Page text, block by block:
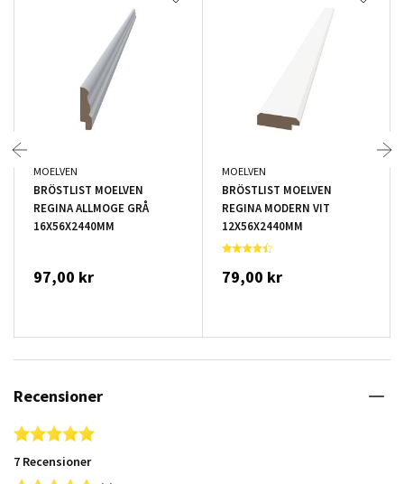
MOELVEN
BRÖSTLIST MOELVEN
REGINA ALLMOGE GRÅ
16X56X2440MM
97,00 kr
MOELVEN
BRÖSTLIST MOELVEN
REGINA MODERN VIT
12X56X2440MM
79,00 kr
Recensioner
5.0 star rating
7 Recensioner